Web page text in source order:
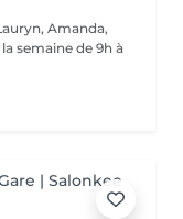
Amanda,
semaine de 9h à